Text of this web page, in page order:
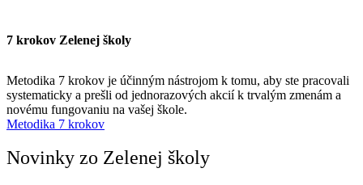
7 krokov Zelenej školy
Metodika 7 krokov je účinným nástrojom k tomu, aby ste pracovali
systematicky a prešli od jednorazových akcií k trvalým zmenám a
novému fungovaniu na vašej škole.
Metodika 7 krokov
Novinky zo Zelenej školy